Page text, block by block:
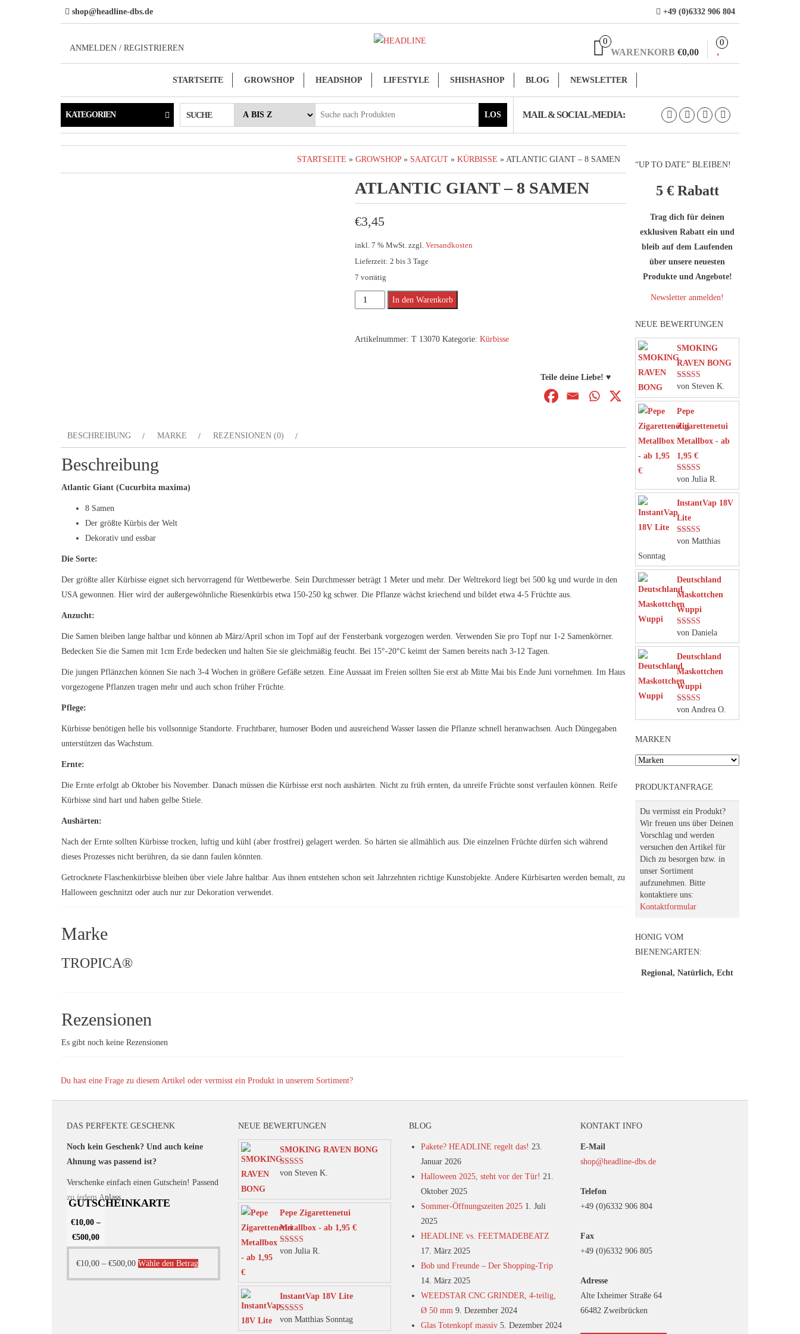
shop@headline-dbs.de +49 (0)6332 906 804
ANMELDEN / REGISTRIEREN
0
WARENKORB €0,00
0
STARTSEITE GROWSHOP HEADSHOP LIFESTYLE SHISHASHOP BLOG NEWSLETTER
KATEGORIEN SUCHE LOS MAIL & SOCIAL-MEDIA:
STARTSEITE » GROWSHOP» SAATGUT » KÜRBISSE » ATLANTIC GIANT – 8 SAMEN
ATLANTIC GIANT – 8 SAMEN
€3,45
inkl. 7 % MwSt. zzgl. Versandkosten
Lieferzeit: 2 bis 3 Tage
7 vorrätig
Atlantic
8
In den Warenkorb
Artikelnummer: T 13070 Kategorie: Kürbisse
Teile deine Liebe! ♥
BESCHREIBUNG MARKE REZENSIONEN (0)
Beschreibung
Atlantic Giant (Cucurbita maxima)
8 Samen
Der größte Kürbis der Welt
Dekorativ und essbar
Die Sorte:
Der größte aller Kürbisse eignet sich hervorragend für Wettbewerbe. Sein Durchmesser beträgt 1 Meter und mehr. Der Weltrekord liegt bei 500 kg und wurde in den
USA gewonnen. Hier wird der außergewöhnliche Riesenkürbis etwa 150-250 kg schwer. Die Pflanze wächst kriechend und bildet etwa 4-5 Früchte aus.
Anzucht:
Die Samen bleiben lange haltbar und können ab März/April schon im Topf auf der Fensterbank vorgezogen werden. Verwenden Sie pro Topf nur 1-2 Samenkörner.
Bedecken Sie die Samen mit 1cm Erde bedecken und halten Sie sie gleichmäßig feucht. Bei 15°-20°C keimt der Samen bereits nach 3-12 Tagen.
Die jungen Pflänzchen können Sie nach 3-4 Wochen in größere Gefäße setzen. Eine Aussaat im Freien sollten Sie erst ab Mitte Mai bis Ende Juni vornehmen. Im Haus
vorgezogene Pflanzen tragen mehr und auch schon früher Früchte.
Pflege:
Kürbisse benötigen helle bis vollsonnige Standorte. Fruchtbarer, humoser Boden und ausreichend Wasser lassen die Pflanze schnell heranwachsen. Auch Düngegaben
unterstützen das Wachstum.
Ernte:
Die Ernte erfolgt ab Oktober bis November. Danach müssen die Kürbisse erst noch aushärten. Nicht zu früh ernten, da unreife Früchte sonst verfaulen können. Reife
Kürbisse sind hart und haben gelbe Stiele.
Aushärten:
Nach der Ernte sollten Kürbisse trocken, luftig und kühl (aber frostfrei) gelagert werden. So härten sie allmählich aus. Die einzelnen Früchte dürfen sich während
dieses Prozesses nicht berühren, da sie dann faulen könnten.
Getrocknete Flaschenkürbisse bleiben über viele Jahre haltbar. Aus ihnen entstehen schon seit Jahrzehnten richtige Kunstobjekte. Andere Kürbisarten werden bemalt, zu
Halloween geschnitzt oder auch nur zur Dekoration verwendet.
Marke
TROPICA®
Rezensionen
Es gibt noch keine Rezensionen
Du hast eine Frage zu diesem Artikel oder vermisst ein Produkt in unserem Sortiment?
“UP TO DATE” BLEIBEN!
5 € Rabatt
Trag dich für deinen
exklusiven Rabatt ein und
bleib auf dem Laufenden
über unsere neuesten
Produkte und Angebote!
Newsletter anmelden!
NEUE BEWERTUNGEN
SMOKING
RAVEN BONG
Bewertet mit
5von 5
von Steven K.
Pepe
Zigarettenetui
Metallbox - ab
1,95 €
Bewertet mit
5von 5
von Julia R.
InstantVap 18V
Lite
Bewertet mit
von Matthias
Sonntag
Deutschland
Maskottchen
Wuppi
Bewertet mit
5von 5
von Daniela
Deutschland
Maskottchen
Wuppi
Bewertet mit
5von 5
von Andrea O.
MARKEN
PRODUKTANFRAGE
Du vermisst ein Produkt?
Wir freuen uns über Deinen
Vorschlag und werden
versuchen den Artikel für
Dich zu besorgen bzw. in
unser Sortiment
aufzunehmen. Bitte
kontaktiere uns:
Kontaktformular
HONIG VOM
BIENENGARTEN:
Regional, Natürlich, Echt
DAS PERFEKTE GESCHENK
Noch kein Geschenk? Und auch keine
Ahnung was passend ist?
Verschenke einfach einen Gutschein! Passend
zu jedem Anlass.
GUTSCHEINKARTE
€10,00 –
€500,00
€10,00 – €500,00 Wähle den BetragDieses
Produkt
NEUE BEWERTUNGEN
SMOKING RAVEN BONG
Bewertet mit
von Steven K.
Pepe Zigarettenetui
Metallbox - ab 1,95 €
Bewertet mit
von Julia R.
InstantVap 18V Lite
Bewertet mit
5von 5
von Matthias Sonntag
BLOG
Pakete? HEADLINE regelt das! 23.
Januar 2026
Halloween 2025, steht vor der Tür! 21.
Oktober 2025
Sommer-Öffnungszeiten 2025 1. Juli
2025
HEADLINE vs. FEETMADEBEATZ
17. März 2025
Bob und Freunde – Der Shopping-Trip
14. März 2025
WEEDSTAR CNC GRINDER, 4-teilig,
Ø 50 mm 9. Dezember 2024
Glas Totenkopf massiv 5. Dezember 2024
KONTAKT INFO
E-Mail
shop@headline-dbs.de
Telefon
+49 (0)6332 906 804
Fax
+49 (0)6332 906 805
Adresse
Alte Ixheimer Straße 64
66482 Zweibrücken